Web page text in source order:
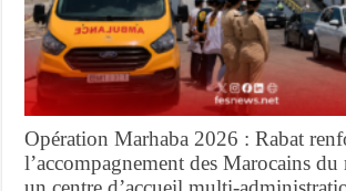
Opération Marhaba 2026 : Rabat
l’accompagnement des Marocains du